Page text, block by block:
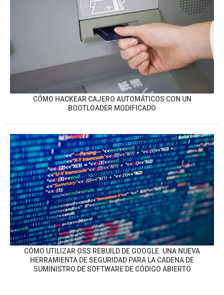
CÓMO HACKEAR CAJERO AUTOMÁTICOS CON UN
BOOTLOADER MODIFICADO
CÓMO UTILIZAR OSS REBUILD DE GOOGLE: UNA NUEVA
HERRAMIENTA DE SEGURIDAD PARA LA CADENA DE
SUMINISTRO DE SOFTWARE DE CÓDIGO ABIERTO